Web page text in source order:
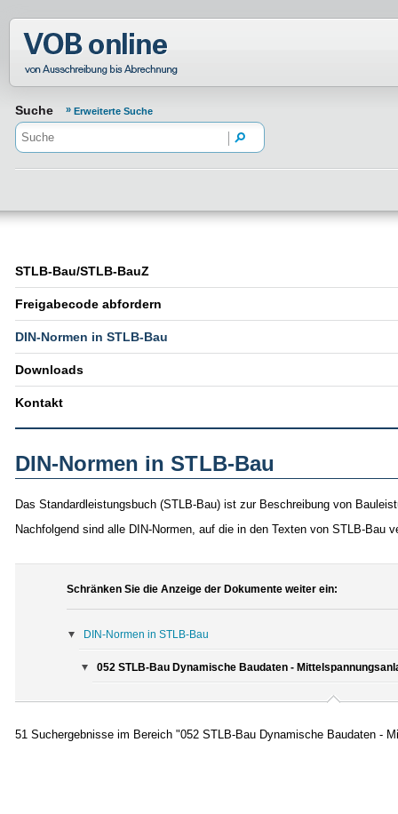
Normenportal Barrierefreiheit
Suche Erweiterte Suche
STLB-Bau/STLB-BauZ
Freigabecode abfordern
DIN-Normen in STLB-Bau
Downloads
Kontakt
DIN-Normen in STLB-Bau
Das Standardleistungsbuch (STLB-Bau) ist zur Beschreibung von
Nachfolgend sind alle DIN-Normen, auf die in den Texten von STLB-
Schränken Sie die Anzeige der Dokumente weiter ein:
DIN-Normen in STLB-Bau
052 STLB-Bau Dynamische Baudaten -
51 Suchergebnisse im Bereich "052 STLB-Bau Dynamische Baudaten -